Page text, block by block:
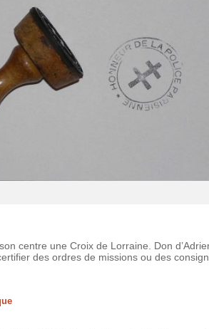
centre une Croix de Lorraine. Don
des ordres de missions ou des